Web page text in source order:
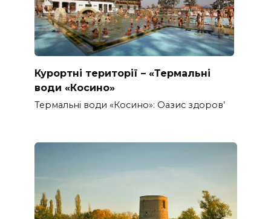
Курортні території – «Термальні
води «Косино»
Термальні води «Косино»: Оазис здоров’